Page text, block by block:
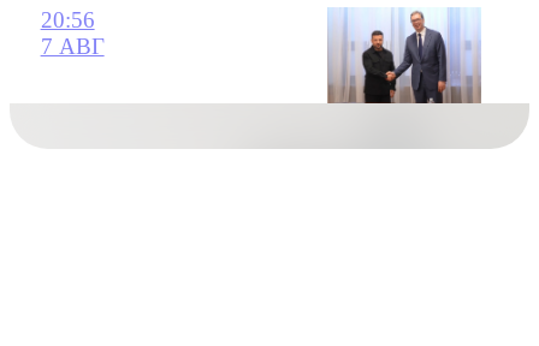
20:56
7 АВГ